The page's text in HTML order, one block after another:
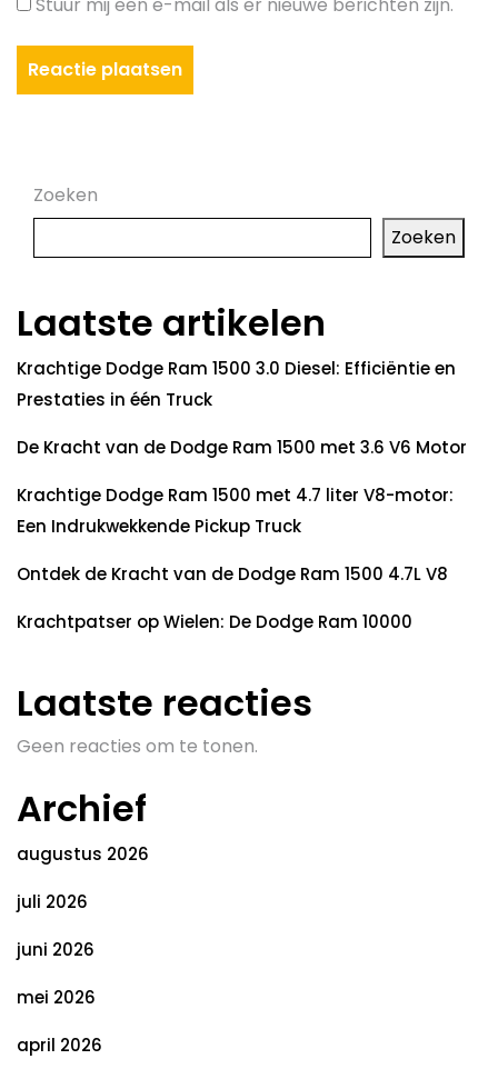
Stuur mij een e-mail als er nieuwe berichten zijn.
Zoeken
Zoeken
Laatste artikelen
Krachtige Dodge Ram 1500 3.0 Diesel: Efficiëntie en
Prestaties in één Truck
De Kracht van de Dodge Ram 1500 met 3.6 V6 Motor
Krachtige Dodge Ram 1500 met 4.7 liter V8-motor:
Een Indrukwekkende Pickup Truck
Ontdek de Kracht van de Dodge Ram 1500 4.7L V8
Krachtpatser op Wielen: De Dodge Ram 10000
Laatste reacties
Geen reacties om te tonen.
Archief
augustus 2026
juli 2026
juni 2026
mei 2026
april 2026